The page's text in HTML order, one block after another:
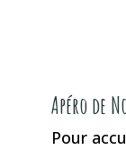
Apéro de
Pour